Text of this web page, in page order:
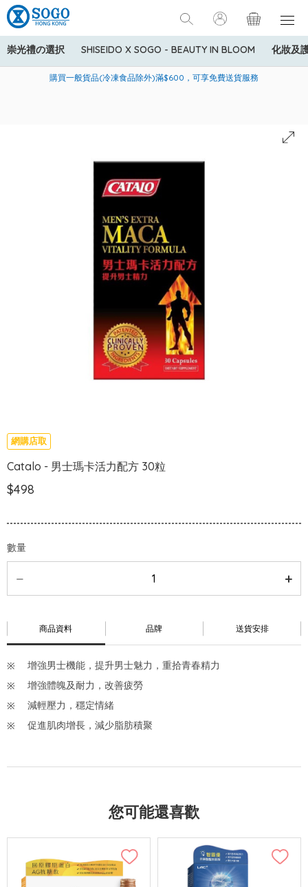
崇光禮の選択 SHISEIDO X SOGO - BEAUTY IN BLOOM 化妝及
美國運通Explorer®信用卡會員購物禮遇：高達5%簽賬回贈！
購買一般貨品(冷凍食品除外)滿$600，可享免費送貨服務
寄送中國內地服務只適用於指定商品，若訂單金額少於HK$600(折
網購店取
Catalo - 男士瑪卡活力配方 30粒
$498
數量
商品資料 品牌 送貨安排
增強男士機能，提升男士魅力，重拾青春精力
增強體魄及耐力，改善疲勞
減輕壓力，穩定情緒
促進肌肉增長，減少脂肪積聚
您可能還喜歡